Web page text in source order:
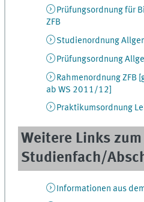
Prüfungsordnung für
ZFB
Studienordnung
Prüfungsordnung
Rahmenordnung ZFB
ab WS 2011/12]
Praktikumsordnung
Weitere Links zum
Studienfach/
Informationen aus